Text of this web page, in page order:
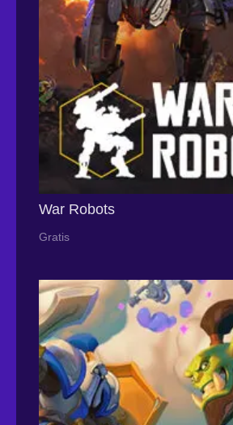
War Robots
Gratis